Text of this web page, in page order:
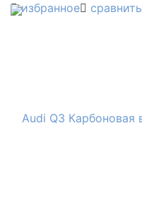
избранное сравнить